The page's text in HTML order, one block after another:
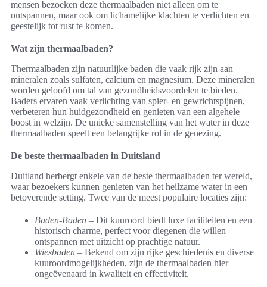
mensen bezoeken deze thermaalbaden niet alleen om te
ontspannen, maar ook om lichamelijke klachten te verlichten en
geestelijk tot rust te komen.
Wat zijn thermaalbaden?
Thermaalbaden zijn natuurlijke baden die vaak rijk zijn aan
mineralen zoals sulfaten, calcium en magnesium. Deze mineralen
worden geloofd om tal van gezondheidsvoordelen te bieden.
Baders ervaren vaak verlichting van spier- en gewrichtspijnen,
verbeteren hun huidgezondheid en genieten van een algehele
boost in welzijn. De unieke samenstelling van het water in deze
thermaalbaden speelt een belangrijke rol in de genezing.
De beste thermaalbaden in Duitsland
Duitland herbergt enkele van de beste thermaalbaden ter wereld,
waar bezoekers kunnen genieten van het heilzame water in een
betoverende setting. Twee van de meest populaire locaties zijn:
Baden-Baden – Dit kuuroord biedt luxe faciliteiten en een
historisch charme, perfect voor diegenen die willen
ontspannen met uitzicht op prachtige natuur.
Wiesbaden – Bekend om zijn rijke geschiedenis en diverse
kuuroordmogelijkheden, zijn de thermaalbaden hier
ongeëvenaard in kwaliteit en effectiviteit.